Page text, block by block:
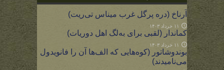
آرناخ (دره پرگل غرب میناس تی‌ریت)
۱۱ خرداد ۱۴۰۳
کماندار (لقبی برای به‌لگ اهل دوریات)
۱۱ خرداد ۱۴۰۳
بوندوشاتور (کوه‌هایی که الف‌ها آن را فانویدول
می‌نامیدند)